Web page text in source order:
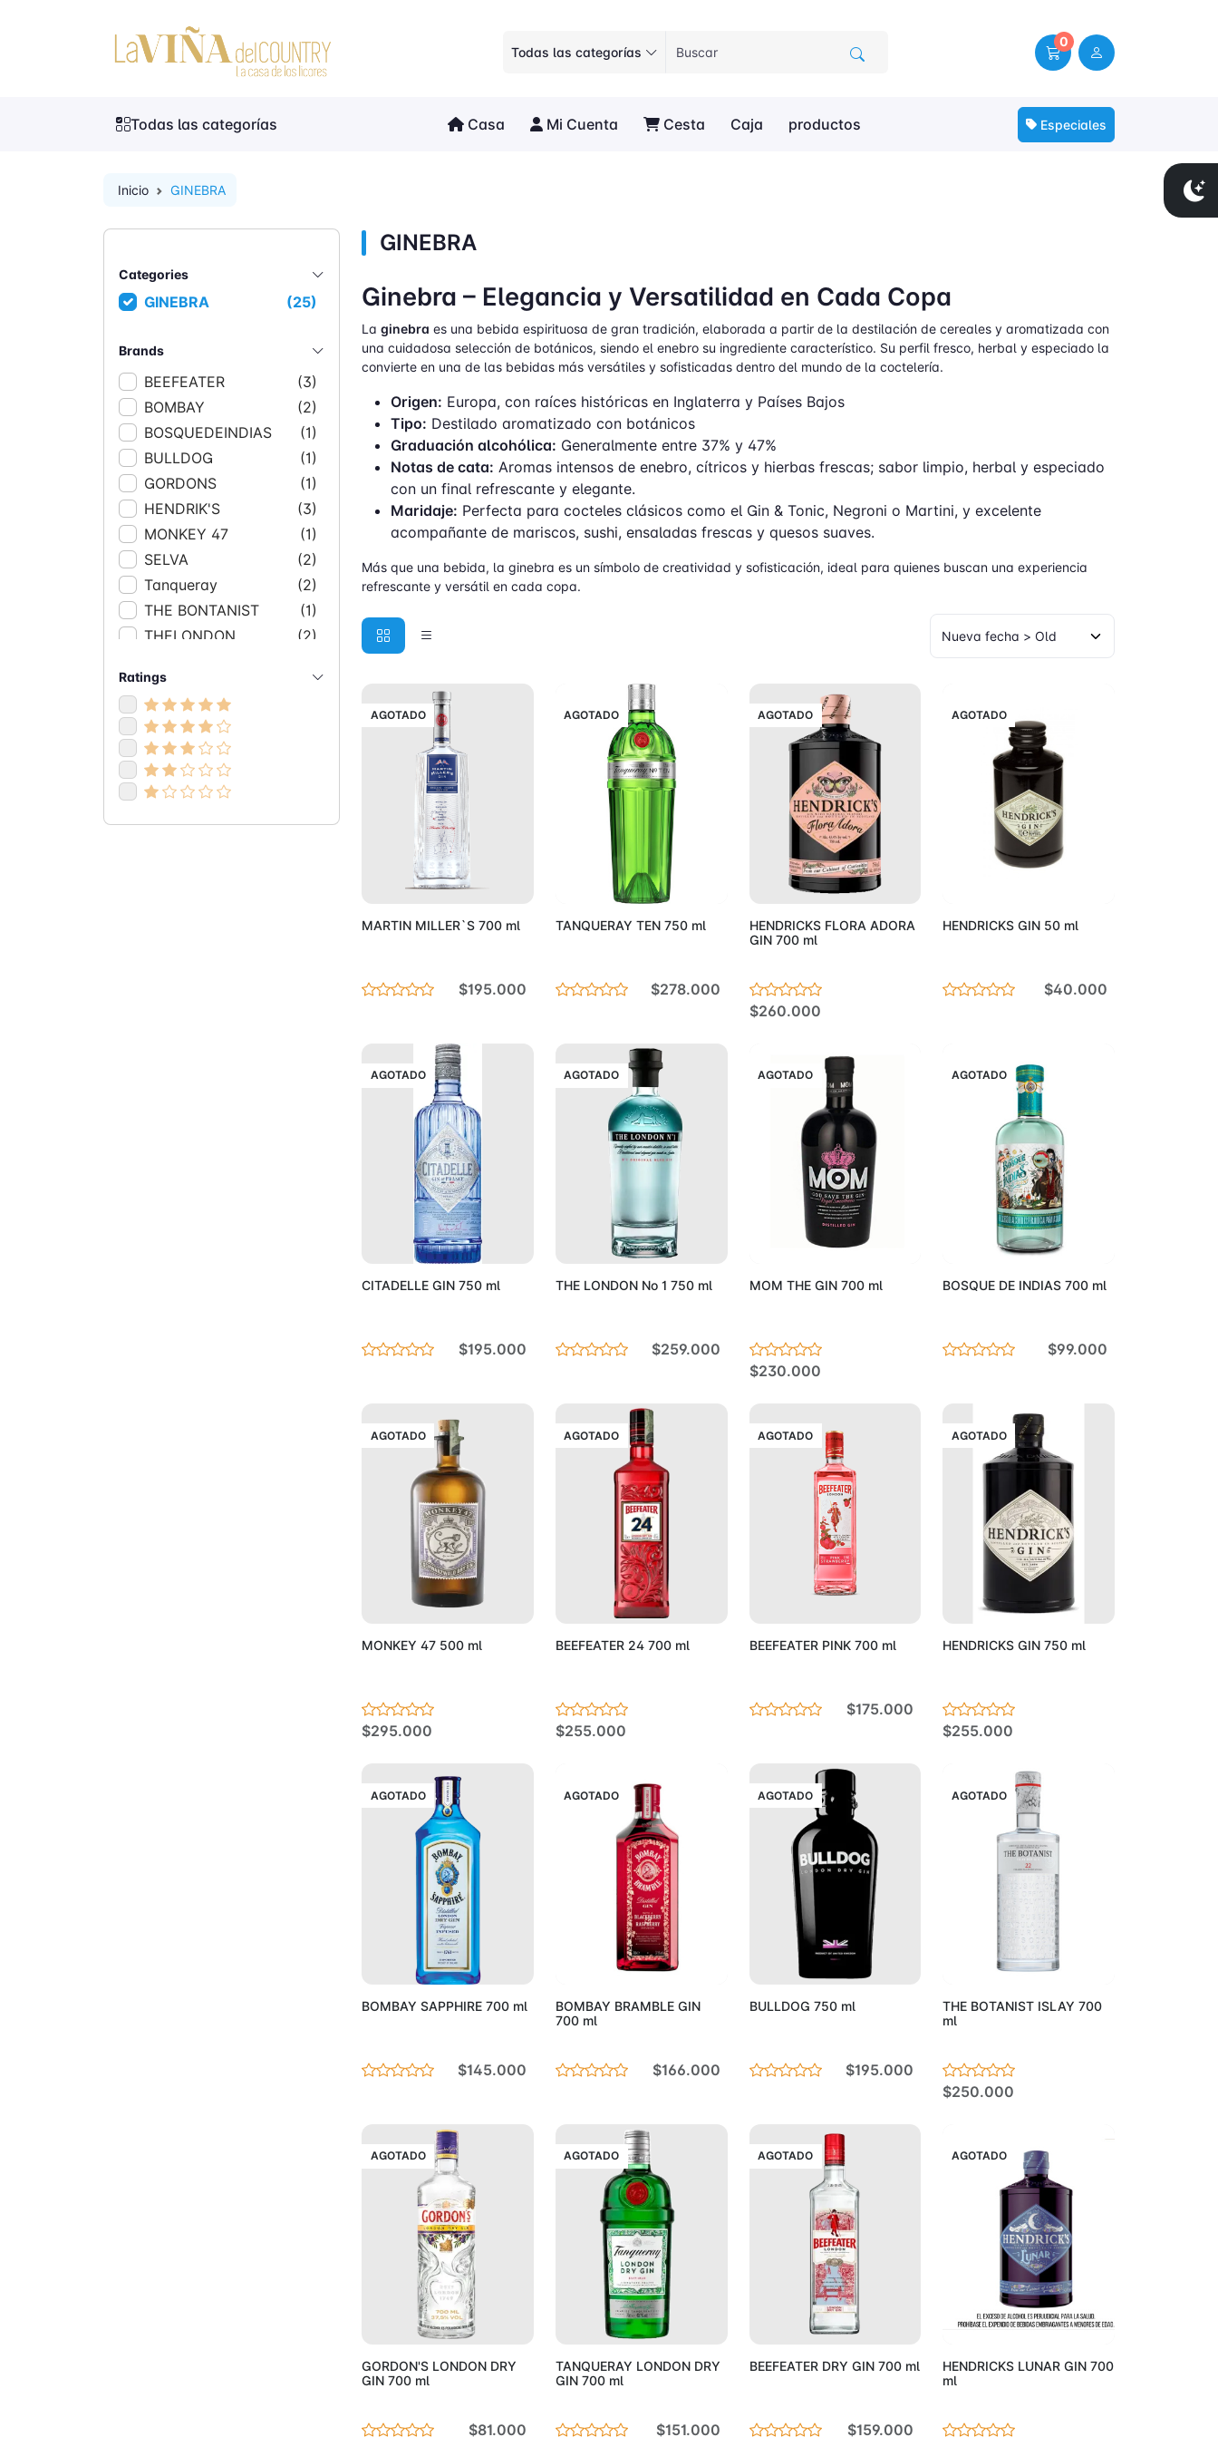
Todas las categorías
0
Todas las categorías Casa Mi Cuenta Cesta Caja productos Especiales
Inicio GINEBRA
Categories
GINEBRA (25)
Brands
BEEFEATER
(3)
BOMBAY
(2)
BOSQUEDEINDIAS
(1)
BULLDOG
(1)
GORDONS
(1)
HENDRIK'S
(3)
MONKEY 47
(1)
SELVA
(2)
Tanqueray
(2)
THE BONTANIST
(1)
THELONDON
(2)
Ratings
GINEBRA
Ginebra – Elegancia y Versatilidad en Cada Copa
La ginebra es una bebida espirituosa de gran tradición, elaborada a partir de la destilación de cereales y aromatizada con
una cuidadosa selección de botánicos, siendo el enebro su ingrediente característico. Su perfil fresco, herbal y especiado la
convierte en una de las bebidas más versátiles y sofisticadas dentro del mundo de la coctelería.
Origen: Europa, con raíces históricas en Inglaterra y Países Bajos
Tipo: Destilado aromatizado con botánicos
Graduación alcohólica: Generalmente entre 37% y 47%
Notas de cata: Aromas intensos de enebro, cítricos y hierbas frescas; sabor limpio, herbal y especiado
con un final refrescante y elegante.
Maridaje: Perfecta para cocteles clásicos como el Gin & Tonic, Negroni o Martini, y excelente
acompañante de mariscos, sushi, ensaladas frescas y quesos suaves.
Más que una bebida, la ginebra es un símbolo de creatividad y sofisticación, ideal para quienes buscan una experiencia
refrescante y versátil en cada copa.
AGOTADO
MARTIN MILLER`S 700 ml
$195.000
AGOTADO
Agotado
TANQUERAY TEN 750 ml
$278.000
AGOTADO
Agotado
HENDRICKS FLORA ADORA
GIN 700 ml
$260.000
AGOTADO
HENDRICKS GIN 50 ml
$40.000
AGOTADO
Agotado
CITADELLE GIN 750 ml
$195.000
AGOTADO
Agotado
THE LONDON No 1 750 ml
$259.000
AGOTADO
Agotado
MOM THE GIN 700 ml
$230.000
AGOTADO
Agotado
BOSQUE DE INDIAS 700 ml
$99.000
AGOTADO
Agotado
MONKEY 47 500 ml
$295.000
AGOTADO
Agotado
BEEFEATER 24 700 ml
$255.000
AGOTADO
Agotado
BEEFEATER PINK 700 ml
$175.000
AGOTADO
Agotado
HENDRICKS GIN 750 ml
$255.000
AGOTADO
BOMBAY SAPPHIRE 700 ml
$145.000
AGOTADO
Agotado
BOMBAY BRAMBLE GIN
700 ml
$166.000
AGOTADO
BULLDOG 750 ml
$195.000
AGOTADO
Agotado
THE BOTANIST ISLAY 700
ml
$250.000
AGOTADO
Agotado
GORDON'S LONDON DRY
GIN 700 ml
$81.000
AGOTADO
Agotado
TANQUERAY LONDON DRY
GIN 700 ml
$151.000
AGOTADO
Agotado
BEEFEATER DRY GIN 700 ml
$159.000
AGOTADO
Agotado
HENDRICKS LUNAR GIN 700
ml